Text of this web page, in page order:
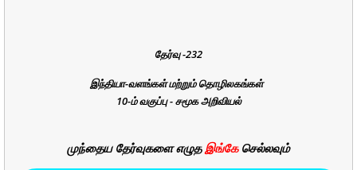
தேர்வு -232
இந்தியா-வளங்கள் மற்றும் தொழிலகங்கள்
10-ம் வகுப்பு - சமூக அறிவியல்
முந்தைய தேர்வுகளை எழுதஇங்கே செல்லவும்